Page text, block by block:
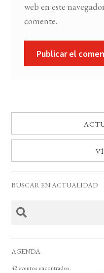
web en este
comente.
BUSCAR EN ACTUALIDAD
AGENDA
42 eventos encontrados.